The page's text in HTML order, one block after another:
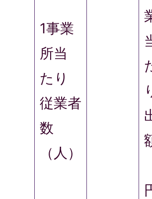
1事業
所当
たり
従業者
数
（人）